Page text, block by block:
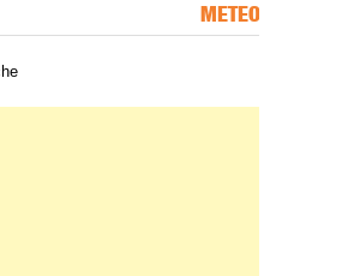
METEO
delle Marche